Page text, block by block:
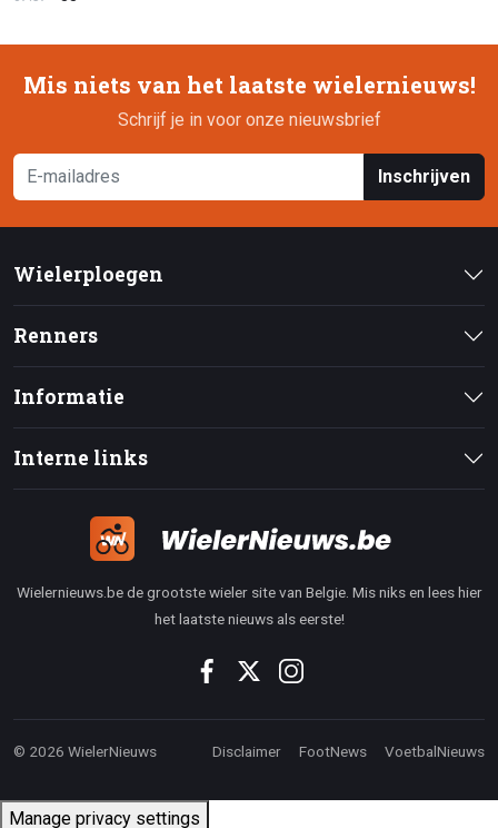
Mis niets van het laatste wielernieuws!
Schrijf je in voor onze nieuwsbrief
Inschrijven
Wielerploegen
Renners
Informatie
Interne links
Wielernieuws.be de grootste wieler site van Belgie. Mis niks en lees hier
het laatste nieuws als eerste!
© 2026 WielerNieuws Disclaimer FootNews VoetbalNieuws
Manage privacy settings